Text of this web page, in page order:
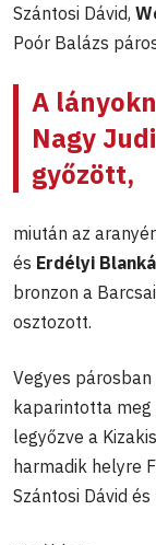
Szántosi Dávid,
Poór Balázs
A
Nagy
győzött,
miután az
és Erdélyi
bronzon a
osztozott.
Vegyes
kaparintotta meg
legyőzve a
harmadik helyre
Szántosi Dávid